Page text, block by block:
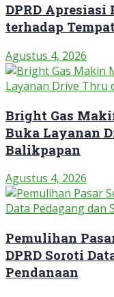
DPRD Apresiasi
terhadap
Agustus 4, 2026
Bright Gas
Buka Layanan
Balikpapan
Agustus 4, 2026
Pemulihan
DPRD Soroti
Pendanaan